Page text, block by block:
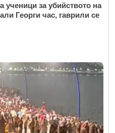
ученици за убийството на
Георги час, гаврили се